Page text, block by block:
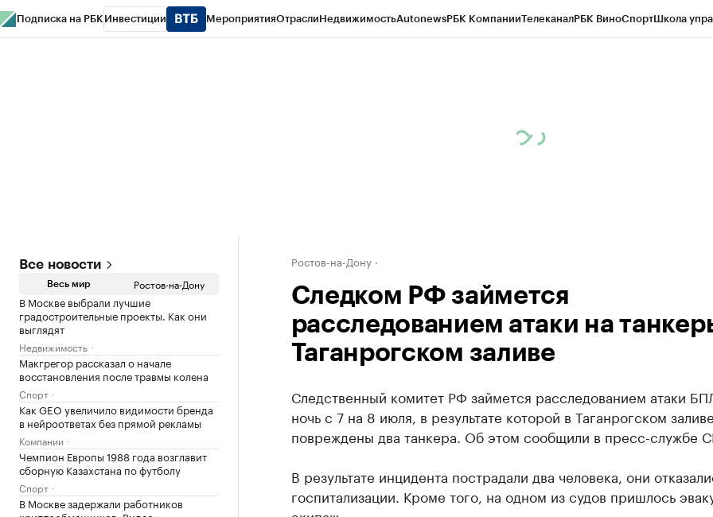
Подписка на РБК Инвестиции МероприятияОтраслиНедвижимостьAutonewsРБК КомпанииТелеканалРБК ВиноСпортШкола
Все новости
Весь мир Ростов-на-Дону
В Москве выбрали лучшие
градостроительные проекты. Как они
выглядят
Недвижимость
Макгрегор рассказал о начале
восстановления после травмы колена
Спорт
Как GEO увеличило видимости бренда
в нейроответах без прямой рекламы
Компании
Чемпион Европы 1988 года возглавит
сборную Казахстана по футболу
Спорт
В Москве задержали работников
Ростов-на-Дону
Следком РФ займется
расследованием атаки на
Таганрогском заливе
Следственный комитет РФ займется расследованием атаки
ночь с 7 на 8 июля, в результате которой в Таганрогском
повреждены два танкера. Об этом сообщили в пресс-службе
В результате инцидента пострадали два человека, они
госпитализации. Кроме того, на одном из судов пришлось